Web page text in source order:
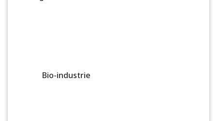
Bio-industrie